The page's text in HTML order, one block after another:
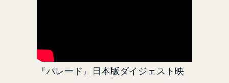
『パレード』日本版ダイジェスト映